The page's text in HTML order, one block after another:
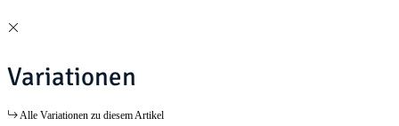
Variationen
Alle Variationen zu diesem Artikel